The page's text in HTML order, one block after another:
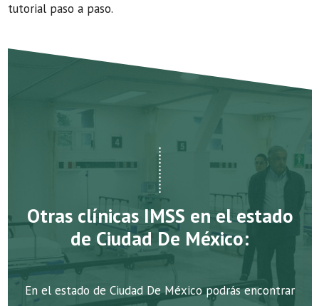
tutorial paso a paso.
Otras clínicas IMSS en el estado
de Ciudad De México:
En el estado de Ciudad De México podrás encontrar